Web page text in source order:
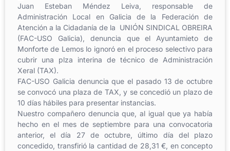
Juan Esteban Méndez Leiva, responsable de
Administración Local en Galicia de la Federación de
Atención a la Cidadanía de la UNIÓN SINDICAL OBREIRA
(FAC-USO Galicia), denuncia que el Ayuntamieto de
Monforte de Lemos lo ignoró en el proceso selectivo para
cubrir una plza interina de técnico de Administración
Xeral (TAX).
FAC-USO Galicia denuncia que el pasado 13 de octubre
se convocó una plaza de TAX, y se concedió un plazo de
10 días hábiles para presentar instancias.
Nuestro compañero denuncia que, al igual que ya había
hecho en el mes de septiembre para una convocatoria
anterior, el día 27 de octubre, último día del plazo
concedido, transfirió la cantidad de 28,31 €, en concepto